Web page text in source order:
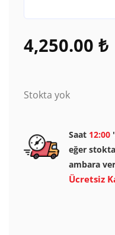
4,250.00 ₺
Stokta yok
Saat 12:00
eğer
ambara
Ücretsiz